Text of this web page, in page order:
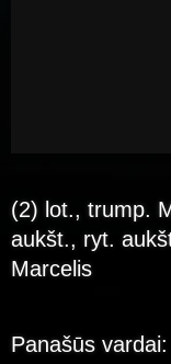
(2) lot., trump.
aukšt., ryt.
Marcelis
Panašūs vardai: